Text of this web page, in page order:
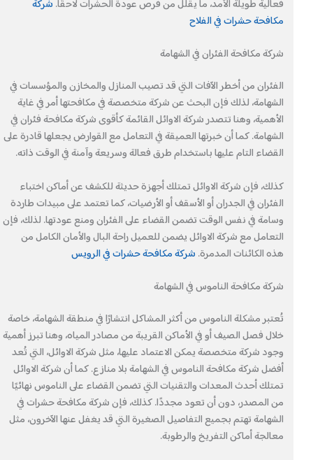
فعالية طويلة الأمد، ما يقلل من فرص عودة الحشرات لاحقًا.شركة
مكافحة حشرات في الفلاح
شركة مكافحة الفئران في الشهامة
الفئران من أخطر الآفات التي قد تصيب المنازل والمخازن والمؤسسات في
الشهامة، لذلك فإن البحث عن شركة متخصصة في مكافحتها أمر في غاية
الأهمية، وهنا تتصدر شركة الاوائل القائمة كأقوى شركة مكافحة فئران في
الشهامة. كما أن خبرتها العميقة في التعامل مع القوارض يجعلها قادرة على
القضاء التام عليها باستخدام طرق فعالة وسريعة وآمنة في الوقت ذاته.
كذلك، فإن شركة الاوائل تمتلك أجهزة حديثة للكشف عن أماكن اختباء
الفئران في الجدران أو الأسقف أو الأرضيات، كما تعتمد على مبيدات طاردة
وسامة في نفس الوقت تضمن القضاء على الفئران ومنع عودتها. لذلك، فإن
التعامل مع شركة الاوائل يضمن للعميل راحة البال والأمان الكامل من
هذه الكائنات المدمرة.شركة مكافحة حشرات في الرويس
شركة مكافحة الناموس في الشهامة
تُعتبر مشكلة الناموس من أكثر المشاكل انتشارًا في منطقة الشهامة، خاصة
خلال فصل الصيف أو في الأماكن القريبة من مصادر المياه، وهنا تبرز أهمية
وجود شركة متخصصة يمكن الاعتماد عليها، مثل شركة الاوائل، التي تُعد
أفضل شركة مكافحة الناموس في الشهامة بلا منازع. كما أن شركة الاوائل
تمتلك أحدث المعدات والتقنيات التي تضمن القضاء على الناموس نهائيًا
من المصدر، دون أن تعود مجددًا. كذلك، فإن شركة مكافحة حشرات في
الشهامة تهتم بجميع التفاصيل الصغيرة التي قد يغفل عنها الآخرون، مثل
معالجة أماكن التفريخ والرطوبة.